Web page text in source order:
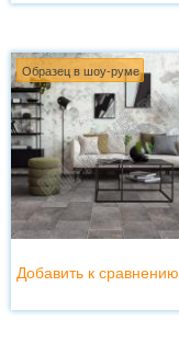
Образец в шоу-руме
Добавить к сравнению